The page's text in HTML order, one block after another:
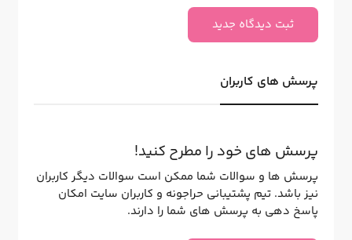
ثبت دیدگاه جدید
پرسش های کاربران
پرسش های خود را مطرح کنید!
پرسش ها و سوالات شما ممکن است سوالات دیگر کاربران
نیز باشد. تیم پشتیبانی حراجونه و کاربران سایت امکان
پاسخ دهی به پرسش های شما را دارند.